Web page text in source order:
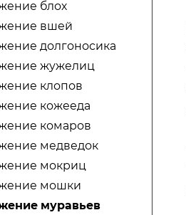
блох
вшей
долгоносика
жужелиц
клопов
кожееда
комаров
медведок
мокриц
мошки
муравьев